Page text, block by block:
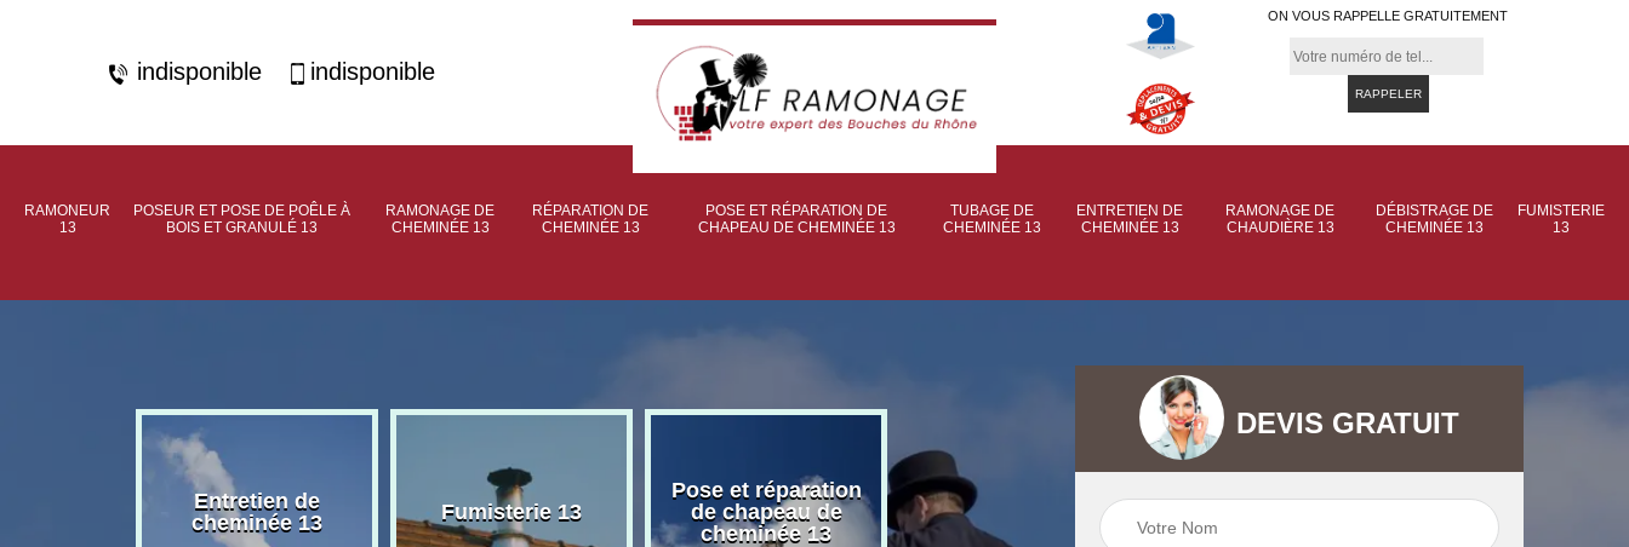
indisponible indisponible
ON VOUS RAPPELLE GRATUITEMENT
RAMONEUR
13
POSEUR ET POSE DE POÊLE À
BOIS ET GRANULÉ 13
RAMONAGE DE
CHEMINÉE 13
RÉPARATION DE
CHEMINÉE 13
POSE ET RÉPARATION DE
CHAPEAU DE CHEMINÉE 13
TUBAGE DE
CHEMINÉE 13
ENTRETIEN DE
CHEMINÉE 13
RAMONAGE DE
CHAUDIÈRE 13
DÉBISTRAGE DE
CHEMINÉE 13
FUMISTERIE
13
Entretien de
cheminée 13
Fumisterie 13
Pose et réparation
de chapeau de
cheminée 13
Poseur et pose de
poêle à bois et
granulé 13
Ramonage de
chaudière 13
Ramonage de
cheminée 13
DEVIS GRATUIT